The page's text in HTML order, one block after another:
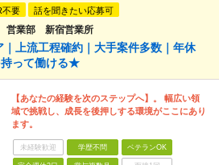
不要 話を聞きたい応募可
営業部 新宿営業所
上流工程確約｜大手案件多数｜年休
持って働ける★
【あなたの経験を次のステップへ】。 幅広い領
域で挑戦し、成長を後押しする環境がここにあり
ます。
未経験歓迎 学歴不問 ベテランOK